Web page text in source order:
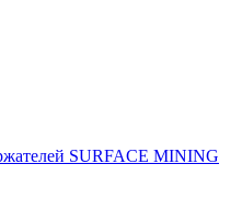
SURFACE MINING